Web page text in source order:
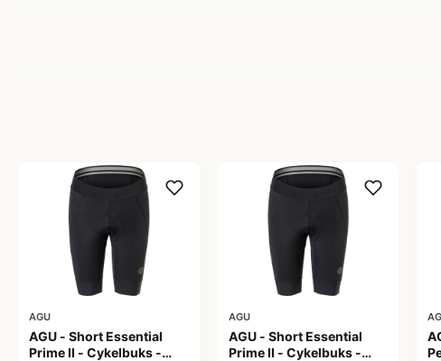
AGU
AGU - Short Essential
Prime II - Cykelbuks -
AGU
AGU - Short Essential
Prime II - Cykelbuks -